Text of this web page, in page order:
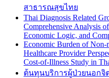
สาธารณสุขไทย
Thai Diagnosis Related
Comprehensive Analysis
Economic Logic, and
Economic Burden of Non-
Healthcare Provider
Cost-of-Illness Study in
ต้นทุนบริการผู้ป่วยนอกจิ